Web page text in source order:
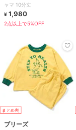
ャマ 10分丈
¥ 1,980
2点以上で5%OFF
まとめ割
ブリーズ